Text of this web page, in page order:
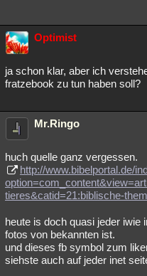
Optimist
ja schon klar, aber ich
fratzebook zu tun haben soll?
Mr.Ringo
huch quelle ganz vergessen.
http://www.bibelportal.de/
tieres&catid=21:biblische-
heute is doch quasi jeder iwie
fotos von bekannten ist.
und dieses fb symbol zum
siehste auch auf jeder inet